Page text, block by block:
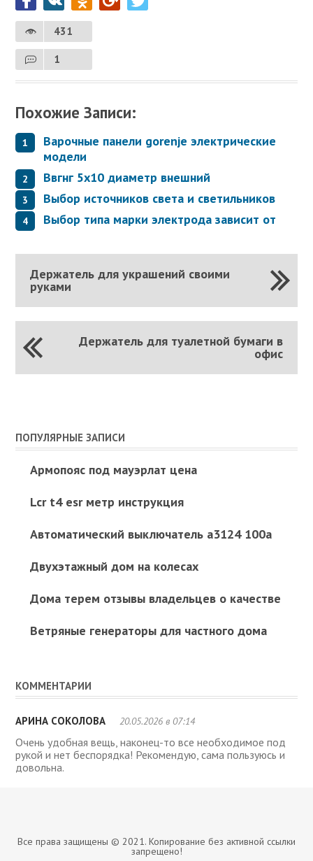
431
1
Похожие Записи:
Варочные панели gorenje электрические
модели
Ввгнг 5х10 диаметр внешний
Выбор источников света и светильников
Выбор типа марки электрода зависит от
Держатель для украшений своими
руками
Держатель для туалетной бумаги в
офис
ПОПУЛЯРНЫЕ ЗАПИСИ
Армопояс под мауэрлат цена
Lcr t4 esr метр инструкция
Автоматический выключатель а3124 100а
Двухэтажный дом на колесах
Дома терем отзывы владельцев о качестве
Ветряные генераторы для частного дома
КОММЕНТАРИИ
АРИНА СОКОЛОВА 20.05.2026 в 07:14
Очень удобная вещь, наконец-то все необходимое под
рукой и нет беспорядка! Рекомендую, сама пользуюсь и
довольна.
Все права защищены © 2021. Копирование без активной ссылки
запрещено!